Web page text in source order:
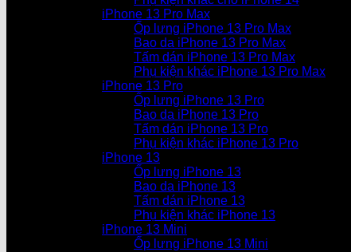
iPhone 13 Pro Max
Ốp lưng iPhone 13 Pro Max
Bao da iPhone 13 Pro Max
Tấm dán iPhone 13 Pro Max
Phụ kiện khác iPhone 13 Pro Max
iPhone 13 Pro
Ốp lưng iPhone 13 Pro
Bao da iPhone 13 Pro
Tấm dán iPhone 13 Pro
Phụ kiện khác iPhone 13 Pro
iPhone 13
Ốp lưng iPhone 13
Bao da iPhone 13
Tấm dán iPhone 13
Phụ kiện khác iPhone 13
iPhone 13 Mini
Ốp lưng iPhone 13 Mini